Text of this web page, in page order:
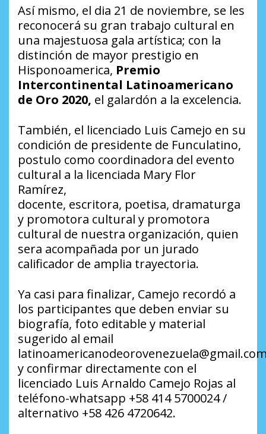
Así mismo, el dia 21 de noviembre, se les
reconocerá su gran trabajo cultural en
una majestuosa gala artística; con la
distinción de mayor prestigio en
Hisponoamerica, Premio
Intercontinental Latinoamericano
de Oro 2020, el galardón a la excelencia.
También, el licenciado Luis Camejo en su
condición de presidente de Funculatino,
postulo como coordinadora del evento
cultural a la licenciada Mary Flor
Ramírez,
docente, escritora, poetisa, dramaturga
y promotora cultural y promotora
cultural de nuestra organización, quien
sera acompañada por un jurado
calificador de amplia trayectoria.
Ya casi para finalizar, Camejo recordó a
los participantes que deben enviar su
biografía, foto editable y material
sugerido al email
y confirmar directamente con el
licenciado Luis Arnaldo Camejo Rojas al
teléfono-whatsapp +58 414 5700024 /
alternativo +58 426 4720642.